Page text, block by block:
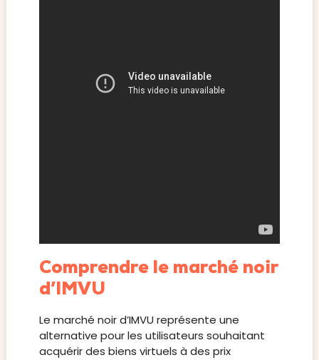
Comprendre le marché noir
d’IMVU
Le marché noir d’IMVU représente une
alternative pour les utilisateurs souhaitant
acquérir des biens virtuels à des prix